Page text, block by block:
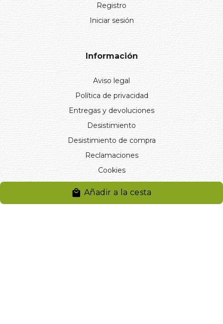
Añadir a la cesta
Registro
Iniciar sesión
Información
Aviso legal
Política de privacidad
Entregas y devoluciones
Desistimiento
Desistimiento de compra
Reclamaciones
Cookies